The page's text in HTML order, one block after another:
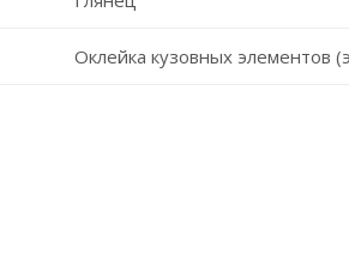
Оклейка кузовных элементов